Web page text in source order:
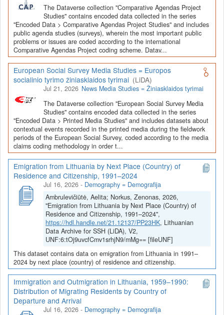
duomenų rinkiniai (Kitų institucijų duomenys). Norintiemsišmokti
šia talpykla, surasti ir parsisiųsti duomenis, siūlome
susipažinti suLiDA Dataverse talpyklos naudotojo vadovu.
Depozitoriai, kurie norėtų deponuoti savo duomenis į LiDA
Dataverse talpyklą, turėtų susipažinti su informacija
puslapyje.
The Dataverse collection "Comparative Agendas Project
Studies" contains encoded data collected in the series
"Encoded Data > Comparative Agendas Project Studies" and includes
public agenda studies (surveys), wherein the most important public
problems or issues are coded according to the international
Comparative Agendas Project coding scheme. Datav...
European Social Survey Media Studies = Europos
socialinio tyrimo žiniasklaidos tyrimai (LiDA)
Jul 21, 2026 News Media Studies = Žiniasklaidos tyrimai
The Dataverse collection "European Social Survey Media
Studies" contains encoded data collected in the series
"Encoded Data > Printed Media Studies" and includes datasets about
contextual events recorded in the printed media during the fieldwork
periods of the European Social Survey, coded according to the media
claims coding methodology in order t...
Emigration from Lithuania by Next Place (Country) of
Residence and Citizenship, 1991–2024
Jul 16, 2026 - Demography = Demografija
Ambrulevičiūtė, Aelita; Norkus, Zenonas, 2026,
"Emigration from Lithuania by Next Place (Country) of
Residence and Citizenship, 1991–2024",
https://hdl.handle.net/21.12137/PP23HK, Lithuanian
Data Archive for SSH (LiDA), V2,
UNF:6:tOj9uvcfCmv1srhjN9/mMg== [fileUNF]
This dataset contains data on emigration from Lithuania in 1991–
2024 by next place (country) of residence and citizenship.
Immigration and Outmigration in Lithuania, 1959–1990:
Distribution of Migrating Residents by Country of
Departure and Arrival
Jul 16, 2026 - Demography = Demografija